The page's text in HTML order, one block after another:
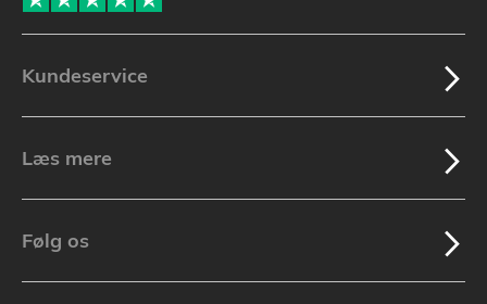
Kundeservice
Læs mere
Følg os